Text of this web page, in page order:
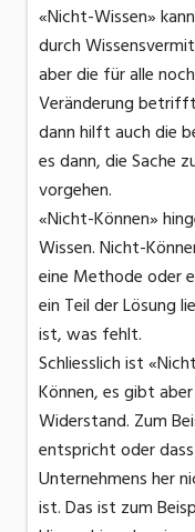
«Nicht-Wissen»
durch
aber die für alle
Veränderung
dann hilft auch die
es dann, die Sache
vorgehen.
«Nicht-Können»
Wissen. Nicht-
eine Methode oder
ein Teil der Lösung
ist, was fehlt.
Schliesslich ist
Können, es gibt
Widerstand. Zum
entspricht oder
Unternehmens her
ist. Das ist zum